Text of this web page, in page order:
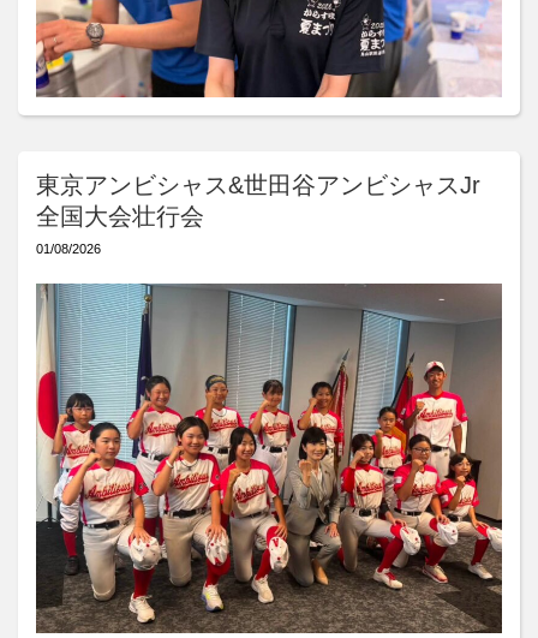
東京アンビシャス&世田谷アンビシャスJr
全国大会壮行会
01/08/2026